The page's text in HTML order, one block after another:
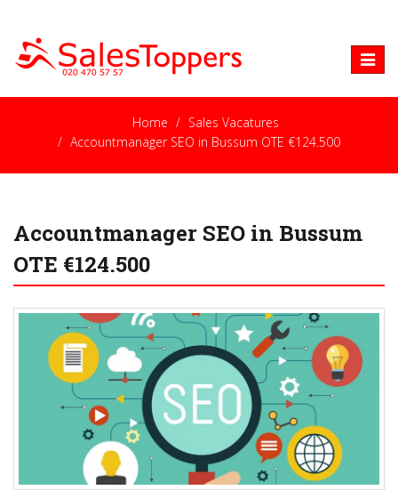
Toggle
Home
Sales Vacatures
Accountmanager SEO in Bussum OTE €124.500
Accountmanager SEO in Bussum
OTE €124.500